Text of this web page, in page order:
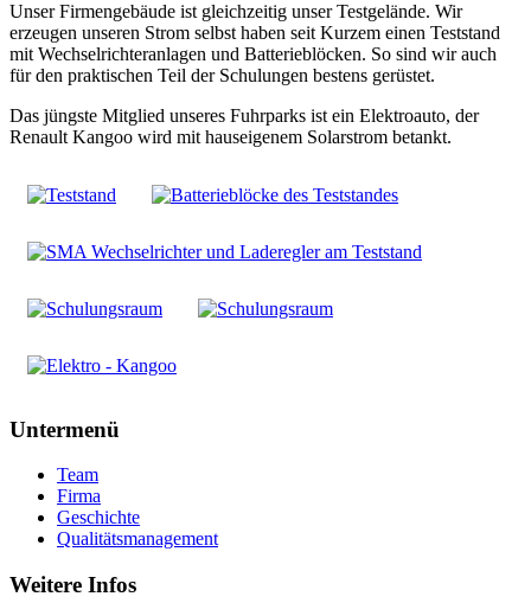
Unser Firmengebäude ist gleichzeitig unser Testgelände. Wir
erzeugen unseren Strom selbst haben seit Kurzem einen Teststand
mit Wechselrichteranlagen und Batterieblöcken. So sind wir auch
für den praktischen Teil der Schulungen bestens gerüstet.
Das jüngste Mitglied unseres Fuhrparks ist ein Elektroauto, der
Renault Kangoo wird mit hauseigenem Solarstrom betankt.
Untermenü
Team
Firma
Geschichte
Qualitätsmanagement
Weitere Infos